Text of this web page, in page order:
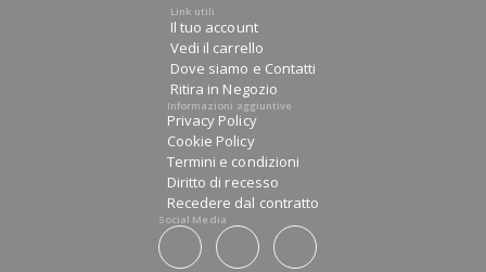
Link utili
Il tuo account
Vedi il carrello
Dove siamo e Contatti
Ritira in Negozio
Informazioni aggiuntive
Privacy Policy
Cookie Policy
Termini e condizioni
Diritto di recesso
Recedere dal contratto
Social Media